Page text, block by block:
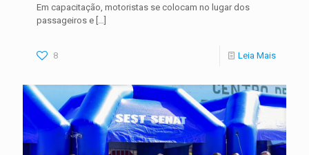
Em capacitação, motoristas se colocam no lugar dos
passageiros e […]
8 Leia Mais